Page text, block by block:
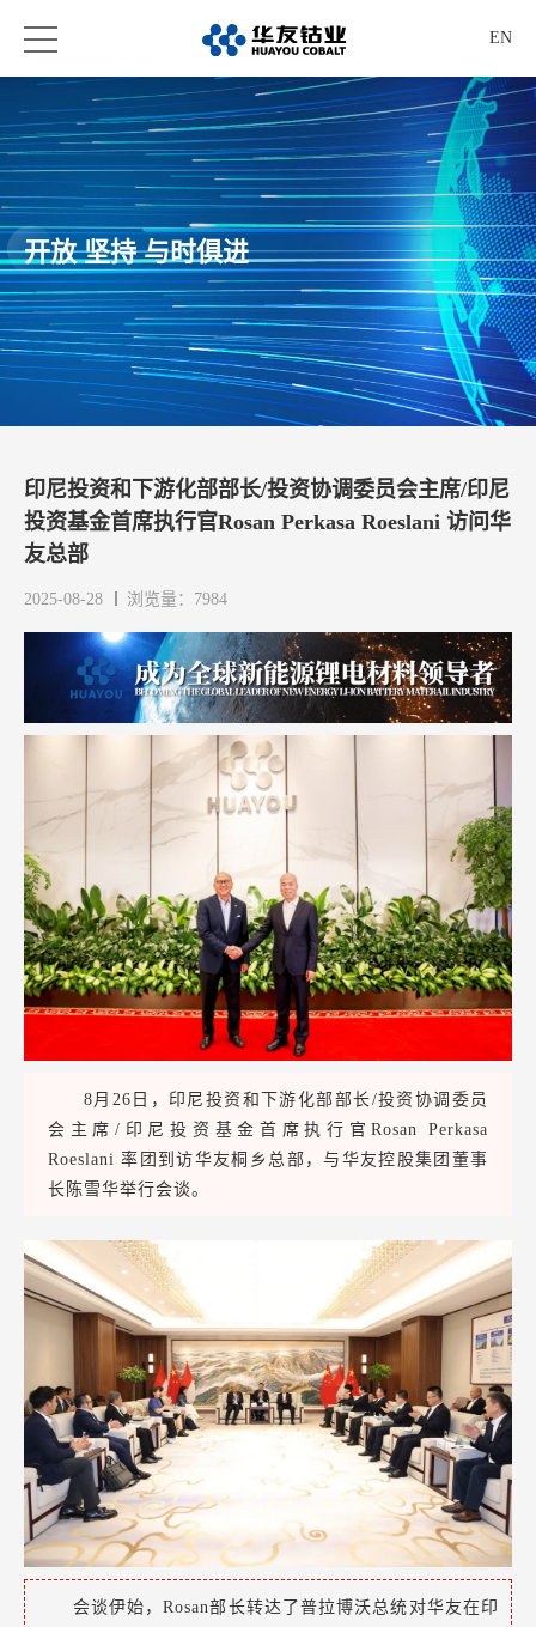
EN
开放 坚持 与时俱进
印尼投资和下游化部部长/投资协调委员会主席/印尼
投资基金首席执行官Rosan Perkasa Roeslani 访问华
友总部
2025-08-28 浏览量：7984
8月26日，印尼投资和下游化部部长/投资协调委员
会主席/印尼投资基金首席执行官Rosan Perkasa
Roeslani 率团到访华友桐乡总部，与华友控股集团董事
长陈雪华举行会谈。
会谈伊始，Rosan部长转达了普拉博沃总统对华友在印